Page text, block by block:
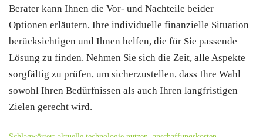
Berater kann Ihnen die Vor- und Nachteile beider
Optionen erläutern, Ihre individuelle finanzielle Situation
berücksichtigen und Ihnen helfen, die für Sie passende
Lösung zu finden. Nehmen Sie sich die Zeit, alle Aspekte
sorgfältig zu prüfen, um sicherzustellen, dass Ihre Wahl
sowohl Ihren Bedürfnissen als auch Ihren langfristigen
Zielen gerecht wird.